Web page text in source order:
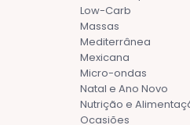
Low-Carb
Massas
Mediterrânea
Mexicana
Micro-ondas
Natal e Ano Novo
Nutrição e
Ocasiões